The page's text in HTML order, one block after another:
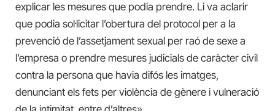
explicar les mesures que podia prendre. Li va aclarir
que podia sol·licitar l’obertura del protocol per a la
prevenció de l’assetjament sexual per raó de sexe a
l’empresa o prendre mesures judicials de caràcter civil
contra la persona que havia difós les imatges,
denunciant els fets per violència de gènere i vulneració